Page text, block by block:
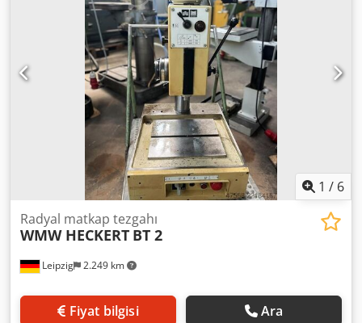
1 / 6
Leipzig 2.249 km
Radyal matkap tezgahı
WMW HECKERT BT 2
Fiyat bilgisi Ara